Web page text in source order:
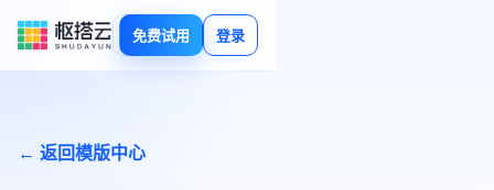
免费试用 登录
← 返回模版中心